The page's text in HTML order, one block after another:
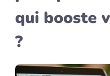
qui booste
?